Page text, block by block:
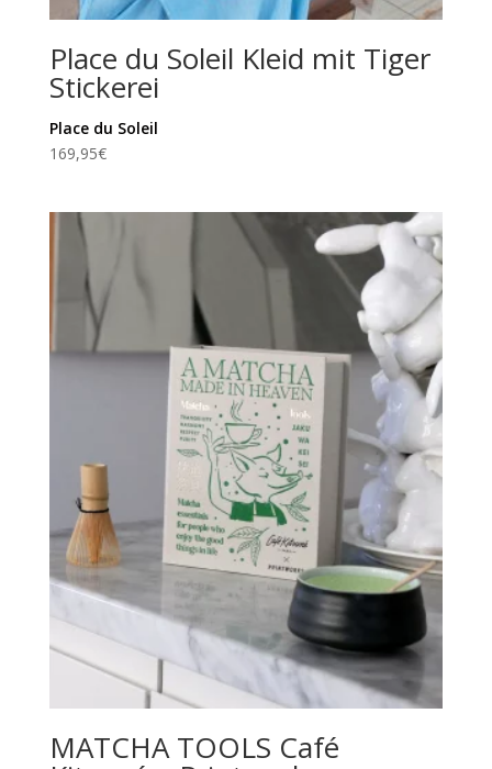
Place du Soleil Kleid mit Tiger
Stickerei
Place du Soleil
169,95€
MATCHA TOOLS Café